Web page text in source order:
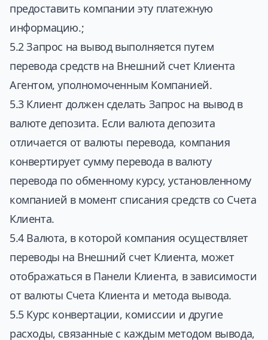
предоставить компании эту платежную
информацию.;
5.2 Запрос на вывод выполняется путем
перевода средств на Внешний счет Клиента
Агентом, уполномоченным Компанией.
5.3 Клиент должен сделать Запрос на вывод в
валюте депозита. Если валюта депозита
отличается от валюты перевода, компания
конвертирует сумму перевода в валюту
перевода по обменному курсу, установленному
компанией в момент списания средств со Счета
Клиента.
5.4 Валюта, в которой компания осуществляет
переводы на Внешний счет Клиента, может
отображаться в Панели Клиента, в зависимости
от валюты Счета Клиента и метода вывода.
5.5 Курс конвертации, комиссии и другие
расходы, связанные с каждым методом вывода,